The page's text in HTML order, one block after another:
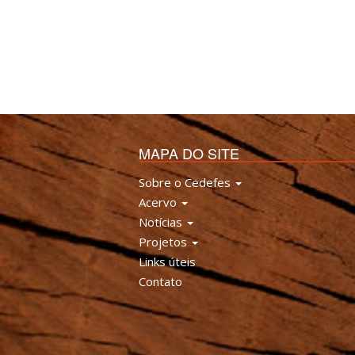
MAPA DO SITE
Sobre o Cedefes
Acervo
Notícias
Projetos
Links úteis
Contato